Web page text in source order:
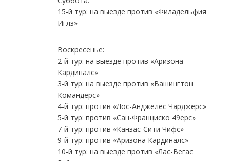
15-й тур: на выезде против «Филадельфия
Иглз»
Воскресенье:
2-й тур: на выезде против «Аризона
Кардиналс»
3-й тур: на выезде против «Вашингтон
Командерс»
4-й тур: против «Лос-Анджелес Чарджерс»
5-й тур: против «Сан-Франциско 49ерс»
7-й тур: против «Канзас-Сити Чифс»
9-й тур: против «Аризона Кардиналс»
10-й тур: на выезде против «Лас-Вегас